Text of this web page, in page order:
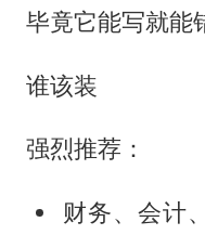
毕竟它能写就能
谁该装
强烈推荐：
财务、会计